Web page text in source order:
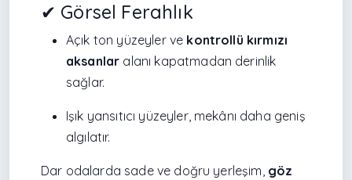
✔ Görsel Ferahlık
Açık ton yüzeyler ve kontrollü kırmızı
aksanlar alanı kapatmadan derinlik
sağlar.
Işık yansıtıcı yüzeyler, mekânı daha geniş
algılatır.
Dar odalarda sade ve doğru yerleşim, göz